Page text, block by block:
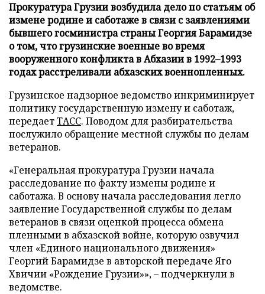
Прокуратура Грузии возбудила дело по статьям об
измене родине и саботаже в связи с заявлениями
бывшего госминистра страны Георгия Барамидзе
о том, что грузинские военные во время
вооруженного конфликта в Абхазии в 1992–1993
годах расстреливали абхазских военнопленных.
Грузинское надзорное ведомство инкриминирует
политику государственную измену и саботаж,
передаетТАСС. Поводом для разбирательства
послужило обращение местной службы по делам
ветеранов.
«Генеральная прокуратура Грузии начала
расследование по факту измены родине и
саботажа. В основу начала расследования легло
заявление Государственной службы по делам
ветеранов в связи оценкой процесса обмена
пленными в абхазской войне, которую озвучил
член «Единого национального движения»
Георгий Барамидзе в авторской передаче Яго
Хвичии «Рождение Грузии»», – подчеркнули в
ведомстве.